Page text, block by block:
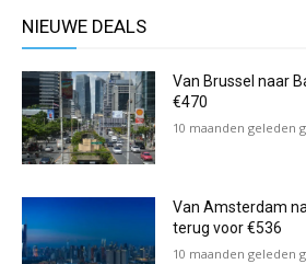
NIEUWE DEALS
Van Brussel naar
€470
10 maanden geleden
Van Amsterdam
terug voor €536
10 maanden geleden